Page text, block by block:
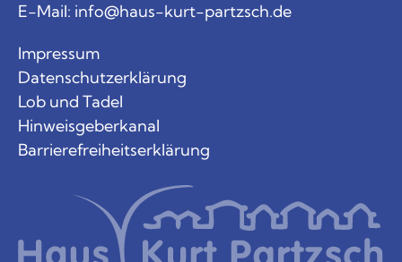
E-Mail: info@haus-kurt-partzsch.de
Impressum
Datenschutzerklärung
Lob und Tadel
Hinweisgeberkanal
Barrierefreiheitserklärung